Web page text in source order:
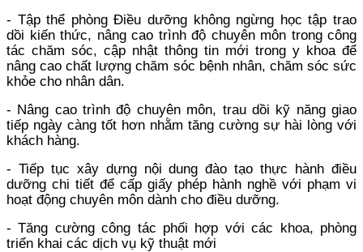
- Tập thể phòng Điều dưỡng không ngừng học tập trao
dồi kiến thức, nâng cao trình độ chuyên môn trong công
tác chăm sóc, cập nhật thông tin mới trong y khoa để
nâng cao chất lượng chăm sóc bệnh nhân, chăm sóc sức
khỏe cho nhân dân.
- Nâng cao trình độ chuyên môn, trau dồi kỹ năng giao
tiếp ngày càng tốt hơn nhằm tăng cường sự hài lòng với
khách hàng.
- Tiếp tục xây dựng nội dung đào tạo thực hành điều
dưỡng chi tiết để cấp giấy phép hành nghề với phạm vi
hoạt động chuyên môn dành cho điều dưỡng.
- Tăng cường công tác phối hợp với các khoa, phòng
triển khai các dịch vụ kỹ thuật mới